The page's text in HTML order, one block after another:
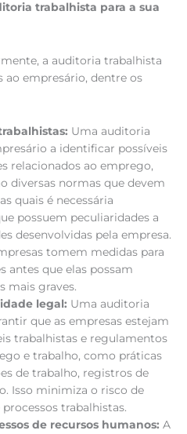
trabalhista para a sua
a auditoria trabalhista
ao empresário, dentre os
Uma auditoria
a identificar possíveis
relacionados ao emprego,
diversas normas que devem
quais é necessária
possuem peculiaridades a
desenvolvidas pela empresa.
tomem medidas para
antes que elas possam
mais graves.
legal: Uma auditoria
que as empresas estejam
trabalhistas e regulamentos
e trabalho, como práticas
de trabalho, registros de
Isso minimiza o risco de
trabalhistas.
de recursos humanos: A